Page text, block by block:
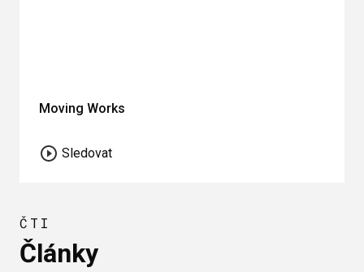
Moving Works
Sledovat
ČTI
Články